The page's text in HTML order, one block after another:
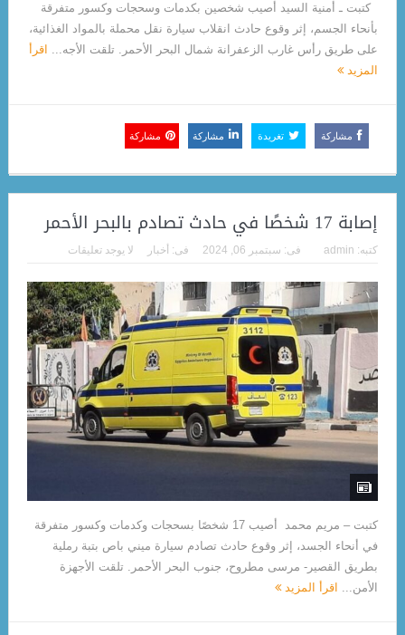
كتبت ـ أمنية السيد أصيب شخصين بكدمات وسحجات وكسور متفرقة
بأنحاء الجسم، إثر وقوع حادث انقلاب سيارة نقل محملة بالمواد الغذائية،
على طريق رأس غارب الزعفرانة شمال البحر الأحمر. تلقت الأجه... اقرأ
المزيد
مشاركة تغريدة مشاركة مشاركة
إصابة 17 شخصًا في حادث تصادم بالبحر الأحمر
كتبه: admin فى: سبتمبر 06, 2024 فى: أخبار لا يوجد تعليقات
كتبت – مريم محمد أصيب 17 شخصًا بسحجات وكدمات وكسور متفرقة
في أنحاء الجسد، إثر وقوع حادث تصادم سيارة ميني باص بتبة رملية
بطريق القصير- مرسى مطروح، جنوب البحر الأحمر. تلقت الأجهزة
الأمن... اقرأ المزيد